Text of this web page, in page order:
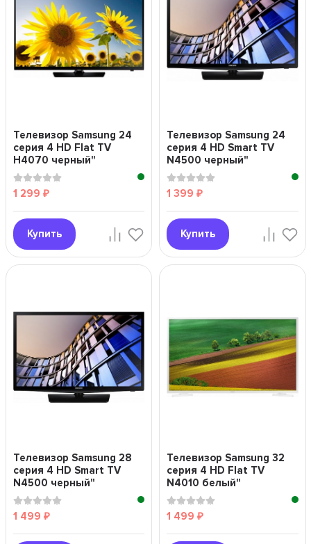
Телевизор Samsung 24
серия 4 HD Flat TV
H4070 черный"
1 299 ₽
Купить
Телевизор Samsung 24
серия 4 HD Smart TV
N4500 черный"
1 399 ₽
Купить
Телевизор Samsung 28
серия 4 HD Smart TV
N4500 черный"
1 499 ₽
Телевизор Samsung 32
серия 4 HD Flat TV
N4010 белый"
1 499 ₽